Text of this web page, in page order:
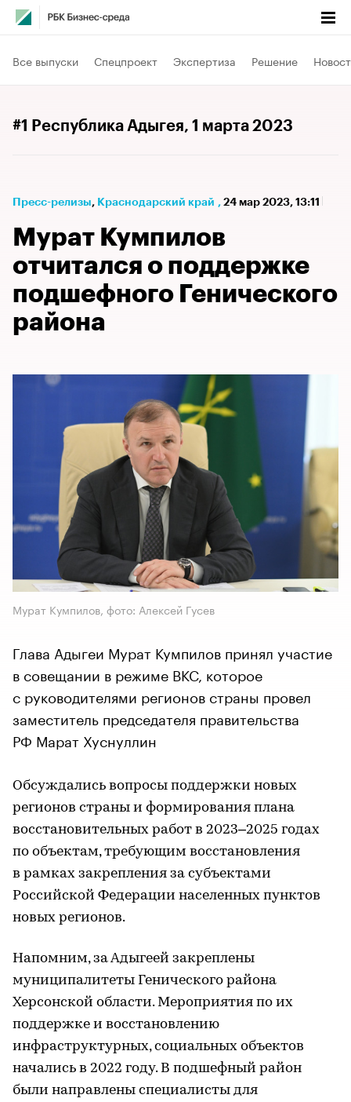
Все выпуски Спецпроект Экспертиза Решение
#1 Республика Адыгея, 1 марта 2023
Пресс-релизы⁠, Краснодарский край , 24 мар 2023, 13:11
Мурат Кумпилов
отчитался о поддержке
подшефного Генического
района
Мурат Кумпилов, фото: Алексей Гусев
Глава Адыгеи Мурат Кумпилов принял участие
в совещании в режиме ВКС, которое
с руководителями регионов страны провел
заместитель председателя правительства
РФ Марат Хуснуллин
Обсуждались вопросы поддержки новых
регионов страны и формирования плана
восстановительных работ в 2023–2025 годах
по объектам, требующим восстановления
в рамках закрепления за субъектами
Российской Федерации населенных пунктов
новых регионов.
Напомним, за Адыгеей закреплены
муниципалитеты Генического района
Херсонской области. Мероприятия по их
поддержке и восстановлению
инфраструктурных, социальных объектов
начались в 2022 году. В подшефный район
были направлены специалисты для